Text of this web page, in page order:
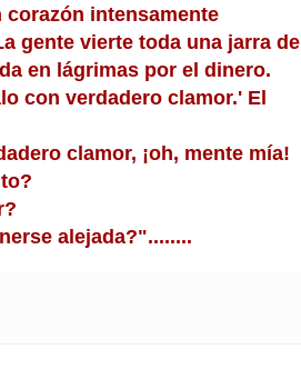
corazón intensamente
gente vierte toda una jarra de
en lágrimas por el dinero.
con verdadero clamor.' El
clamor, ¡oh, mente mía!
alejada?"........